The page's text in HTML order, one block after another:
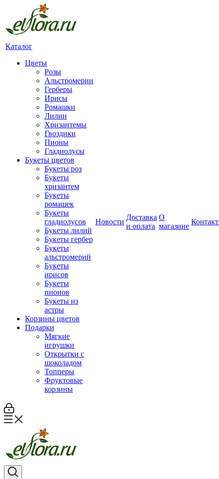
Каталог
Цветы
Розы
Альстромерии
Герберы
Ирисы
Ромашки
Лилии
Хризантемы
Гвоздики
Пионы
Гладиолусы
Букеты цветов
Букеты роз
Букеты
хризантем
Букеты
ромашек
Букеты
гладиолусов
Букеты лилий
Букеты гербер
Букеты
альстромерий
Букеты
ирисов
Букеты
пионов
Букеты из
астры
Корзины цветов
Подарки
Мягкие
игрушки
Открытки с
шоколадом
Топперы
Фруктовые
корзины
Новости
Доставка
и оплата
О
магазине